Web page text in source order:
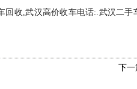
收,武汉高价收车电话:.武汉二
下一